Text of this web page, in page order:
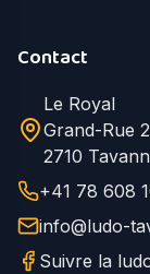
Contact
Le Royal
Grand-Rue
2710
+41 78 608
info@ludo-
Suivre la